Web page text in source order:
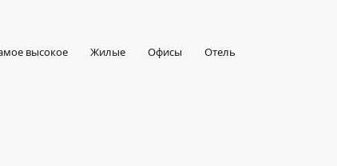
высокое Жилые Офисы Отель